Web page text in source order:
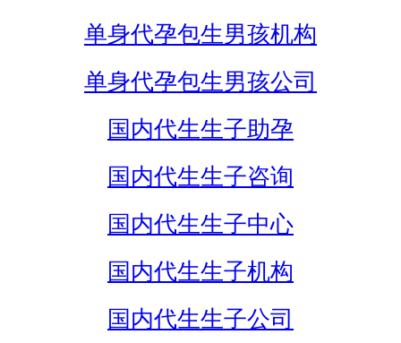
单身代孕包生男孩机构
单身代孕包生男孩公司
国内代生生子助孕
国内代生生子咨询
国内代生生子中心
国内代生生子机构
国内代生生子公司